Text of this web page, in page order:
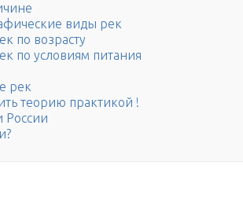
виды рек
по возрасту
по условиям питания
рек
теорию практикой !
России